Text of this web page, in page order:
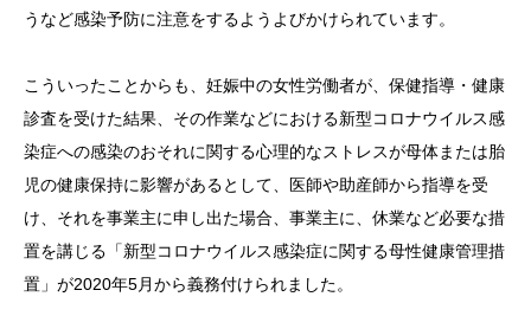
うなど感染予防に注意をするようよびかけられています。
こういったことからも、妊娠中の女性労働者が、保健指導・健康
診査を受けた結果、その作業などにおける新型コロナウイルス感
染症への感染のおそれに関する心理的なストレスが母体または胎
児の健康保持に影響があるとして、医師や助産師から指導を受
け、それを事業主に申し出た場合、事業主に、休業など必要な措
置を講じる「新型コロナウイルス感染症に関する母性健康管理措
置」が2020年5月から義務付けられました。